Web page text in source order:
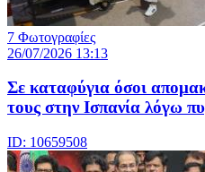
7 Φωτογραφίες
26/07/2026 13:13
Σε καταφύγια όσοι
τους στην Ισπανία λόγω
ID: 10659508